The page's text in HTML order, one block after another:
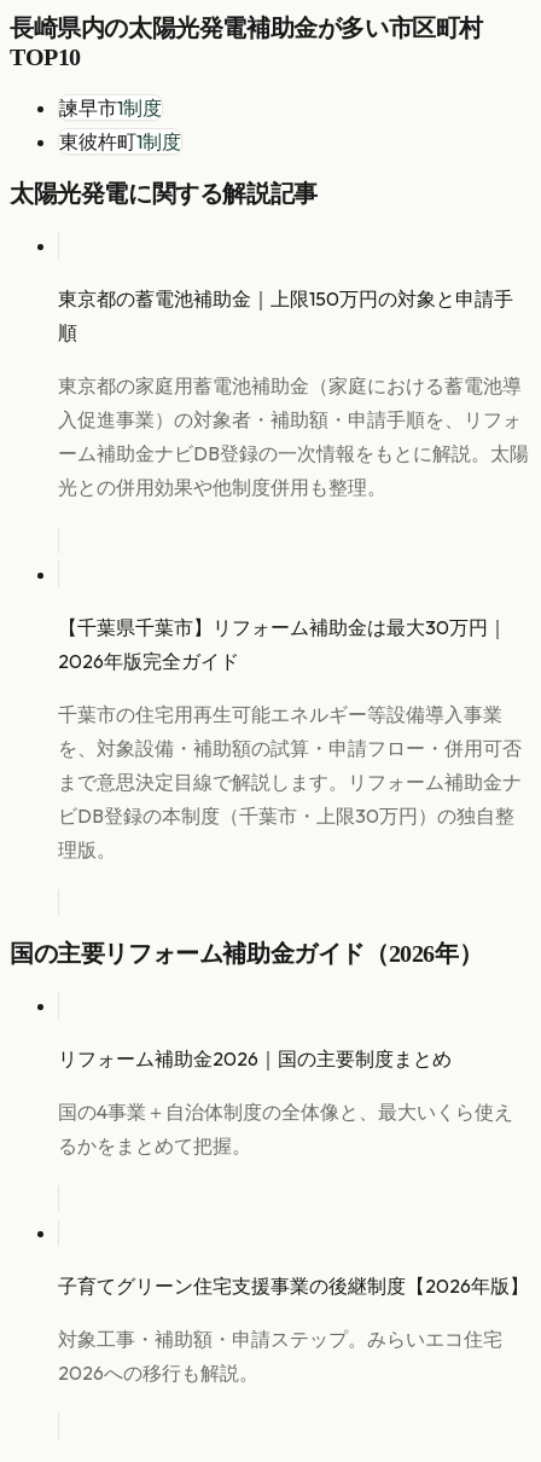
長崎県内の太陽光発電補助金が多い市区町村
TOP10
諫早市1制度
東彼杵町1制度
太陽光発電に関する解説記事
東京都の蓄電池補助金｜上限150万円の対象と申請手
順
東京都の家庭用蓄電池補助金（家庭における蓄電池導
入促進事業）の対象者・補助額・申請手順を、リフォ
ーム補助金ナビDB登録の一次情報をもとに解説。太陽
光との併用効果や他制度併用も整理。
【千葉県千葉市】リフォーム補助金は最大30万円｜
2026年版完全ガイド
千葉市の住宅用再生可能エネルギー等設備導入事業
を、対象設備・補助額の試算・申請フロー・併用可否
まで意思決定目線で解説します。リフォーム補助金ナ
ビDB登録の本制度（千葉市・上限30万円）の独自整
理版。
国の主要リフォーム補助金ガイド（2026年）
リフォーム補助金2026｜国の主要制度まとめ
国の4事業＋自治体制度の全体像と、最大いくら使え
るかをまとめて把握。
子育てグリーン住宅支援事業の後継制度【2026年版】
対象工事・補助額・申請ステップ。みらいエコ住宅
2026への移行も解説。